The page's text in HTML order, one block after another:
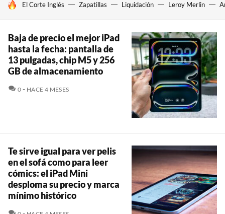
HOY SE HABLA DE
El Corte Inglés Zapatillas Liquidación Leroy Merlin
Baja de precio el mejor iPad
hasta la fecha: pantalla de
13 pulgadas, chip M5 y 256
GB de almacenamiento
0 COMENTARIOS
HACE 4 MESES
Te sirve igual para ver pelis
en el sofá como para leer
cómics: el iPad Mini
desploma su precio y marca
mínimo histórico
COMENTARIOS